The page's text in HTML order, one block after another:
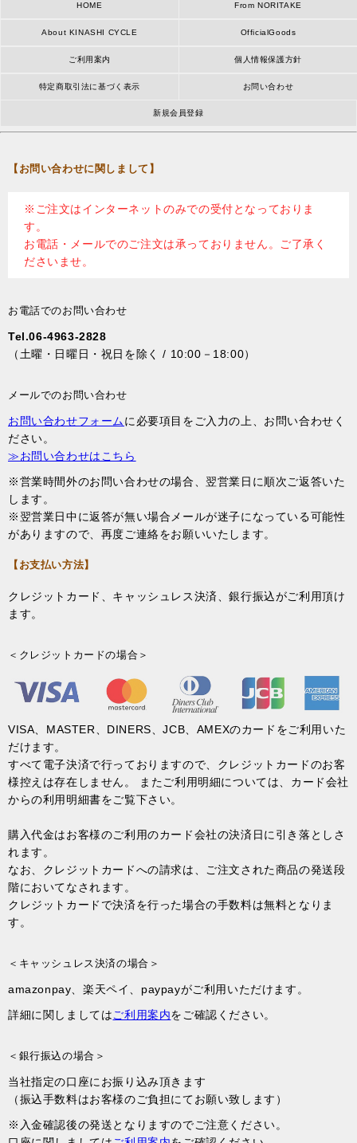
HOME From NORITAKE
About KINASHI CYCLE OfficialGoods
ご利用案内 個人情報保護方針
特定商取引法に基づく表示 お問い合わせ
新規会員登録
【お問い合わせに関しまして】
※ご注文はインターネットのみでの受付となっておりま
す。
お電話・メールでのご注文は承っておりません。ご了承く
ださいませ。
お電話でのお問い合わせ
Tel.06-4963-2828
（土曜・日曜日・祝日を除く / 10:00－18:00）
メールでのお問い合わせ
お問い合わせフォームに必要項目をご入力の上、お問い合わせく
ださい。
≫お問い合わせはこちら
※営業時間外のお問い合わせの場合、翌営業日に順次ご返答いた
します。
※翌営業日中に返答が無い場合メールが迷子になっている可能性
がありますので、再度ご連絡をお願いいたします。
【お支払い方法】
クレジットカード、キャッシュレス決済、銀行振込がご利用頂け
ます。
＜クレジットカードの場合＞
VISA、MASTER、DINERS、JCB、AMEXのカードをご利用いた
だけます。
すべて電子決済で行っておりますので、クレジットカードのお客
様控えは存在しません。 またご利用明細については、カード会社
からの利用明細書をご覧下さい。
購入代金はお客様のご利用のカード会社の決済日に引き落としさ
れます。
なお、クレジットカードへの請求は、ご注文された商品の発送段
階においてなされます。
クレジットカードで決済を行った場合の手数料は無料となりま
す。
＜キャッシュレス決済の場合＞
amazonpay、楽天ペイ、paypayがご利用いただけます。
詳細に関しましてはご利用案内をご確認ください。
＜銀行振込の場合＞
当社指定の口座にお振り込み頂きます
（振込手数料はお客様のご負担にてお願い致します）
※入金確認後の発送となりますのでご注意ください。